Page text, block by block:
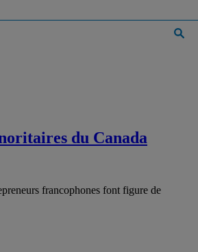
du Canada
francophones font figure de